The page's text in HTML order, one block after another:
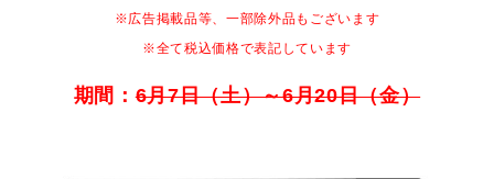
※広告掲載品等、一部除外品もございます
※全て税込価格で表記しています
期間：6月7日（土）～6月20日（金）